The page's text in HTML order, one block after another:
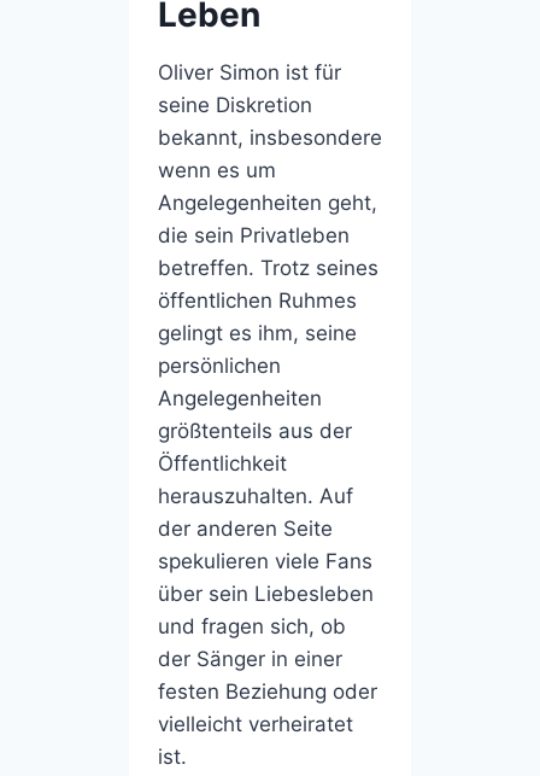
Leben
Oliver Simon ist für
seine Diskretion
bekannt, insbesondere
wenn es um
Angelegenheiten geht,
die sein Privatleben
betreffen. Trotz seines
öffentlichen Ruhmes
gelingt es ihm, seine
persönlichen
Angelegenheiten
größtenteils aus der
Öffentlichkeit
herauszuhalten. Auf
der anderen Seite
spekulieren viele Fans
über sein Liebesleben
und fragen sich, ob
der Sänger in einer
festen Beziehung oder
vielleicht verheiratet
ist.